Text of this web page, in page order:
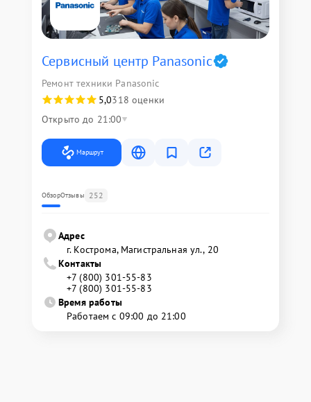
Сервисный центр Panasonic
Ремонт техники Panasonic
5,0318 оценки
Открыто до 21:00
Маршрут
ОбзорОтзывы 252
Адрес
г. Кострома, Магистральная ул., 20
Контакты
+7 (800) 301-55-83
+7 (800) 301-55-83
Время работы
Работаем с 09:00 до 21:00